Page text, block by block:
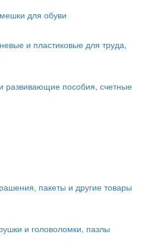
для обуви
и пластиковые для труда,
развивающие пособия, счетные
пакеты и другие товары
и головоломки, пазлы